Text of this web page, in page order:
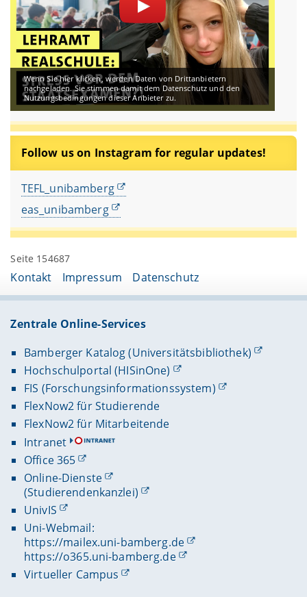
Wenn Sie hier klicken, werden Daten von Drittanbietern
nachgeladen. Sie stimmen damit dem Datenschutz und den
Nutzungsbedingungen dieser Anbieter zu.
Follow us on Instagram for regular updates!
TEFL_unibamberg
eas_unibamberg
Seite 154687
Kontakt Impressum Datenschutz
Zentrale Online-Services
Bamberger Katalog (Universitätsbibliothek)
Hochschulportal (HISinOne)
FIS (Forschungsinformationssystem)
FlexNow2 für Studierende
FlexNow2 für Mitarbeitende
Intranet
Office 365
Online-Dienste
(Studierendenkanzlei)
UnivIS
Uni-Webmail:
https://mailex.uni-bamberg.de
https://o365.uni-bamberg.de
Virtueller Campus